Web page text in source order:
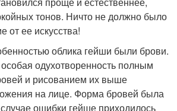
тонов. Ничто не должно было
от ее искусства!
облика гейши были брови.
одухотворенность полным
и рисованием их выше
на лице. Форма бровей была
ошибки гейше приходилось